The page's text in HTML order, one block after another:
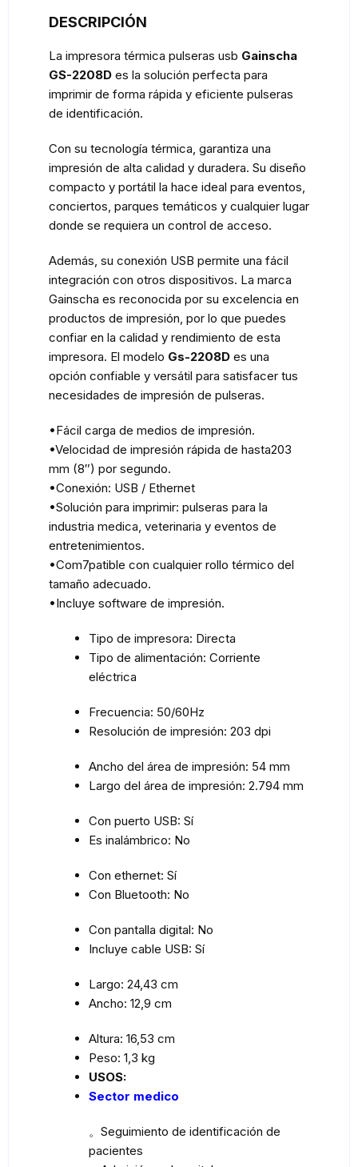
DESCRIPCIÓN
La impresora térmica pulseras usb Gainscha
GS-2208D es la solución perfecta para
imprimir de forma rápida y eficiente pulseras
de identificación.
Con su tecnología térmica, garantiza una
impresión de alta calidad y duradera. Su diseño
compacto y portátil la hace ideal para eventos,
conciertos, parques temáticos y cualquier lugar
donde se requiera un control de acceso.
Además, su conexión USB permite una fácil
integración con otros dispositivos. La marca
Gainscha es reconocida por su excelencia en
productos de impresión, por lo que puedes
confiar en la calidad y rendimiento de esta
impresora. El modelo Gs-2208D es una
opción confiable y versátil para satisfacer tus
necesidades de impresión de pulseras.
•Fácil carga de medios de impresión.
•Velocidad de impresión rápida de hasta203
mm (8″) por segundo.
•Conexión: USB / Ethernet
•Solución para imprimir: pulseras para la
industria medica, veterinaria y eventos de
entretenimientos.
•Com7patible con cualquier rollo térmico del
tamaño adecuado.
•Incluye software de impresión.
Tipo de impresora: Directa
Tipo de alimentación: Corriente
eléctrica
Frecuencia: 50/60Hz
Resolución de impresión: 203 dpi
Ancho del área de impresión: 54 mm
Largo del área de impresión: 2.794 mm
Con puerto USB: Sí
Es inalámbrico: No
Con ethernet: Sí
Con Bluetooth: No
Con pantalla digital: No
Incluye cable USB: Sí
Largo: 24,43 cm
Ancho: 12,9 cm
Altura: 16,53 cm
Peso: 1,3 kg
USOS:
Sector medico
。Seguimiento de identificación de
pacientes